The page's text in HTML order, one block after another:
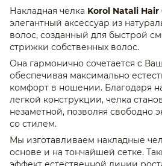
Накладная челка Korol Natali
элегантный аксессуар из
волос, созданный для быстрой
стрижки собственных волос.
Она гармонично сочетается с
обеспечивая максимально
комфорт в ношении. Благодаря
легкой конструкции, челка
незаметной, позволяя свободно
со стилем.
Мы изготавливаем накладные
основе и на тончайшей сетке.